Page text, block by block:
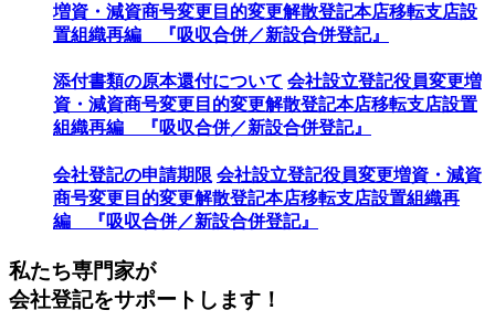
増資・減資商号変更 目的変更解散登記本店移転支店設
置組織再編 『吸収合併／新設合併登記』
添付書類の原本還付について 会社設立登記役員変更増
資・減資商号変更 目的変更解散登記本店移転支店設置
組織再編 『吸収合併／新設合併登記』
会社登記の申請期限 会社設立登記役員変更増資・減資
商号変更 目的変更解散登記本店移転支店設置組織再
編 『吸収合併／新設合併登記』
私たち専門家が
会社登記をサポートします！